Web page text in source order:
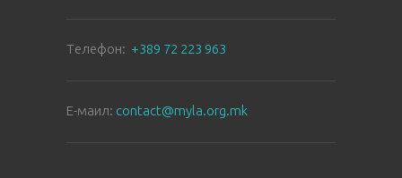
Tелефон: +389 72 223 963
E-маил: contact@myla.org.mk